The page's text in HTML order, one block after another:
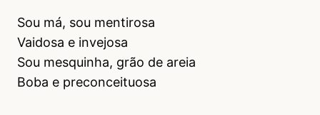
Sou má, sou mentirosa
Vaidosa e invejosa
Sou mesquinha, grão de areia
Boba e preconceituosa